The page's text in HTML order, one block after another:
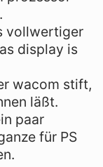
vollwertiger
display is
wacom stift,
läßt.
paar
für PS